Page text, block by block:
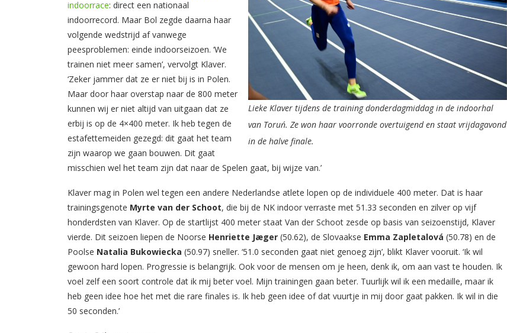
Lieke Klaver tijdens de training donderdagmiddag in de indoorhal
van Toruń. Ze won haar voorronde overtuigend en staat vrijdagavond
in de halve finale.
indoorrace: direct een nationaal
indoorrecord. Maar Bol zegde daarna haar
volgende wedstrijd af vanwege
peesproblemen: einde indoorseizoen. ‘We
trainen niet meer samen’, vervolgt Klaver.
‘Zeker jammer dat ze er niet bij is in Polen.
Maar door haar overstap naar de 800 meter
kunnen wij er niet altijd van uitgaan dat ze
erbij is op de 4×400 meter. Ik heb tegen de
estafettemeiden gezegd: dit gaat het team
zijn waarop we gaan bouwen. Dit gaat
misschien wel het team zijn dat naar de Spelen gaat, bij wijze van.’
Klaver mag in Polen wel tegen een andere Nederlandse atlete lopen op de individuele 400 meter. Dat is haar
trainingsgenote Myrte van der Schoot, die bij de NK indoor verraste met 51.33 seconden en zilver op vijf
honderdsten van Klaver. Op de startlijst 400 meter staat Van der Schoot zesde op basis van seizoenstijd, Klaver
vierde. Dit seizoen liepen de Noorse Henriette Jæger (50.62), de Slovaakse Emma Zapletalová (50.78) en de
Poolse Natalia Bukowiecka (50.97) sneller. ‘51.0 seconden gaat niet genoeg zijn’, blikt Klaver vooruit. ‘Ik wil
gewoon hard lopen. Progressie is belangrijk. Ook voor de mensen om je heen, denk ik, om aan vast te houden. Ik
voel zelf een soort controle dat ik mij beter voel. Mijn trainingen gaan beter. Tuurlijk wil ik een medaille, maar ik
heb geen idee hoe het met die rare finales is. Ik heb geen idee of dat vuurtje in mij door gaat pakken. Ik wil in die
50 seconden.’